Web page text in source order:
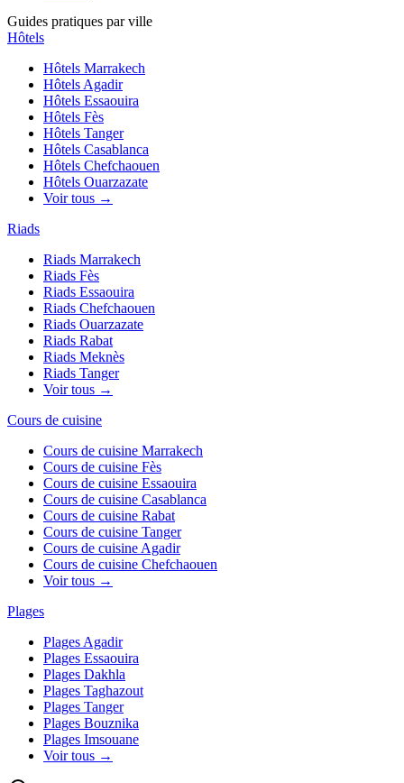
Guides pratiques par ville
Hôtels
Hôtels Marrakech
Hôtels Agadir
Hôtels Essaouira
Hôtels Fès
Hôtels Tanger
Hôtels Casablanca
Hôtels Chefchaouen
Hôtels Ouarzazate
Voir tous →
Riads
Riads Marrakech
Riads Fès
Riads Essaouira
Riads Chefchaouen
Riads Ouarzazate
Riads Rabat
Riads Meknès
Riads Tanger
Voir tous →
Cours de cuisine
Cours de cuisine Marrakech
Cours de cuisine Fès
Cours de cuisine Essaouira
Cours de cuisine Casablanca
Cours de cuisine Rabat
Cours de cuisine Tanger
Cours de cuisine Agadir
Cours de cuisine Chefchaouen
Voir tous →
Plages
Plages Agadir
Plages Essaouira
Plages Dakhla
Plages Taghazout
Plages Tanger
Plages Bouznika
Plages Imsouane
Voir tous →